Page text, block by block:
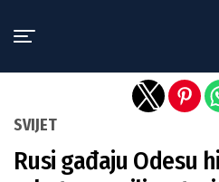
SVIJET
Rusi gađaju Odesu